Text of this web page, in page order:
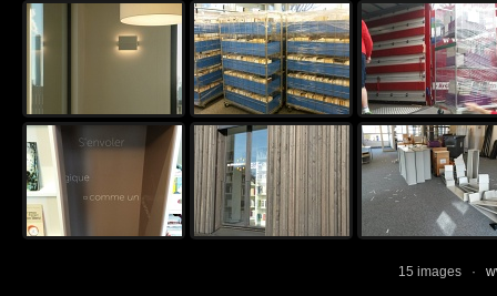
15 images ·